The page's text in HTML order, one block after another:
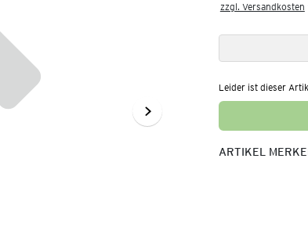
zzgl. Versandkosten
Leider ist dieser
ARTIKEL